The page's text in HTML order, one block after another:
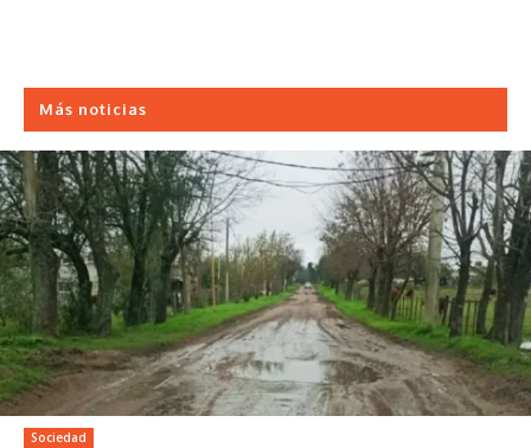
Más noticias
Sociedad